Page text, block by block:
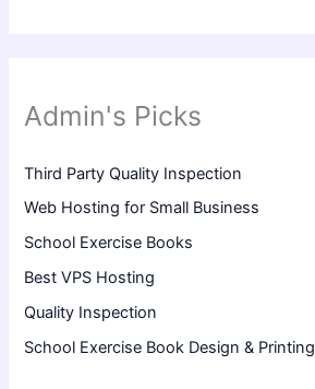
Admin's Picks
Third Party Quality Inspection
Web Hosting for Small Business
School Exercise Books
Best VPS Hosting
Quality Inspection
School Exercise Book Design & Printing